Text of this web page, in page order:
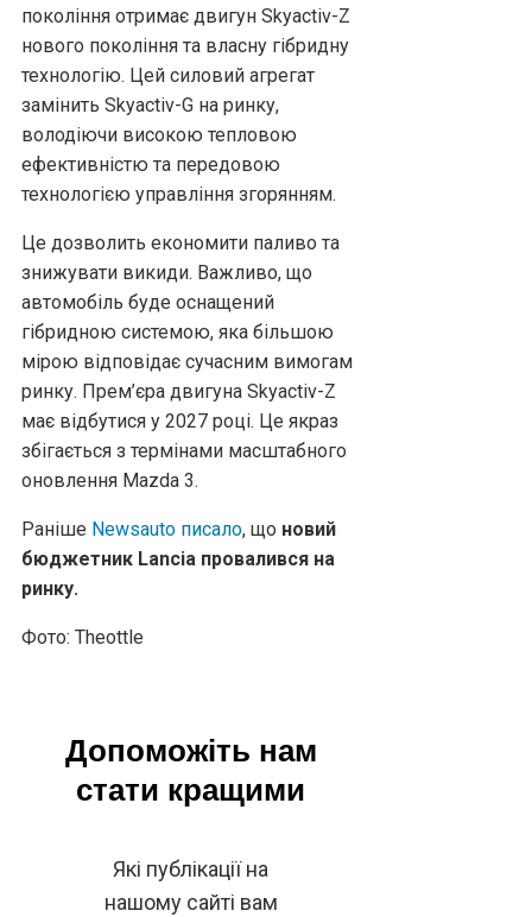
покоління отримає двигун Skyactiv-Z
нового покоління та власну гібридну
технологію. Цей силовий агрегат
замінить Skyactiv-G на ринку,
володіючи високою тепловою
ефективністю та передовою
технологією управління згорянням.
Це дозволить економити паливо та
знижувати викиди. Важливо, що
автомобіль буде оснащений
гібридною системою, яка більшою
мірою відповідає сучасним вимогам
ринку. Прем’єра двигуна Skyactiv-Z
має відбутися у 2027 році. Це якраз
збігається з термінами масштабного
оновлення Mazda 3.
Раніше Newsauto писало, що новий
бюджетник Lancia провалився на
ринку.
Фото: Theottle
Допоможіть нам
стати кращими
Які публікації на
нашому сайті вам